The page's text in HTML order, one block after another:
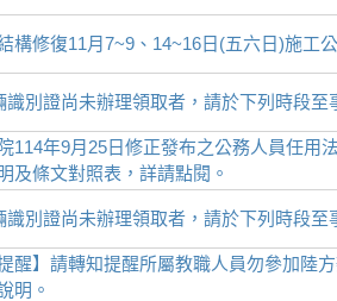
構修復11月7~9、14~16日(五六日)施工
識別證尚未辦理領取者，請於下列時段至
114年9月25日修正發布之公務人員任用
及條文對照表，詳請點閱。
識別證尚未辦理領取者，請於下列時段至
提醒】請轉知提醒所屬教職人員勿參加陸
明。